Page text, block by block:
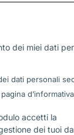
dei miei dati
dati personali
accetti la
dei tuoi